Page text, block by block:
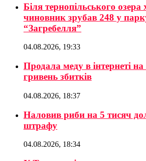
Біля тернопільського озера
чиновник зрубав 248 у
“Загребелля”
04.08.2026, 19:33
Продала меду в інтернеті
гривень збитків
04.08.2026, 18:37
Наловив риби на 5 тисяч
штрафу
04.08.2026, 18:34